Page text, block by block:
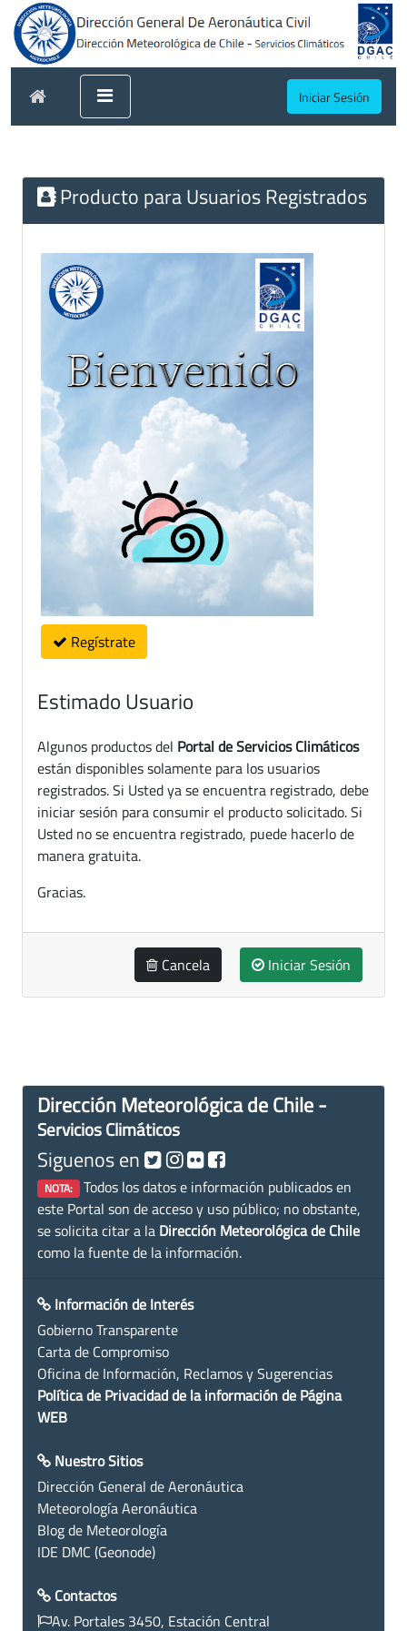
Iniciar Sesión
Producto para Usuarios Registrados
Regístrate
Estimado Usuario
Algunos productos del Portal de Servicios Climáticos
están disponibles solamente para los usuarios
registrados. Si Usted ya se encuentra registrado, debe
iniciar sesión para consumir el producto solicitado. Si
Usted no se encuentra registrado, puede hacerlo de
manera gratuita.
Gracias.
Cancela Iniciar Sesión
Dirección Meteorológica de Chile -
Servicios Climáticos
Siguenos en
NOTA: Todos los datos e información publicados en
este Portal son de acceso y uso público; no obstante,
se solicita citar a la Dirección Meteorológica de Chile
como la fuente de la información.
Información de Interés
Gobierno Transparente
Carta de Compromiso
Oficina de Información, Reclamos y Sugerencias
Política de Privacidad de la información de Página
WEB
Nuestro Sitios
Dirección General de Aeronáutica
Meteorología Aeronáutica
Blog de Meteorología
IDE DMC (Geonode)
Contactos
Av. Portales 3450, Estación Central